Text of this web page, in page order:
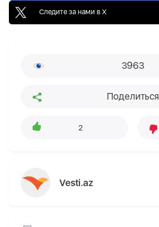
Следите за нами в X
3963
Поделиться
2
Vesti.az